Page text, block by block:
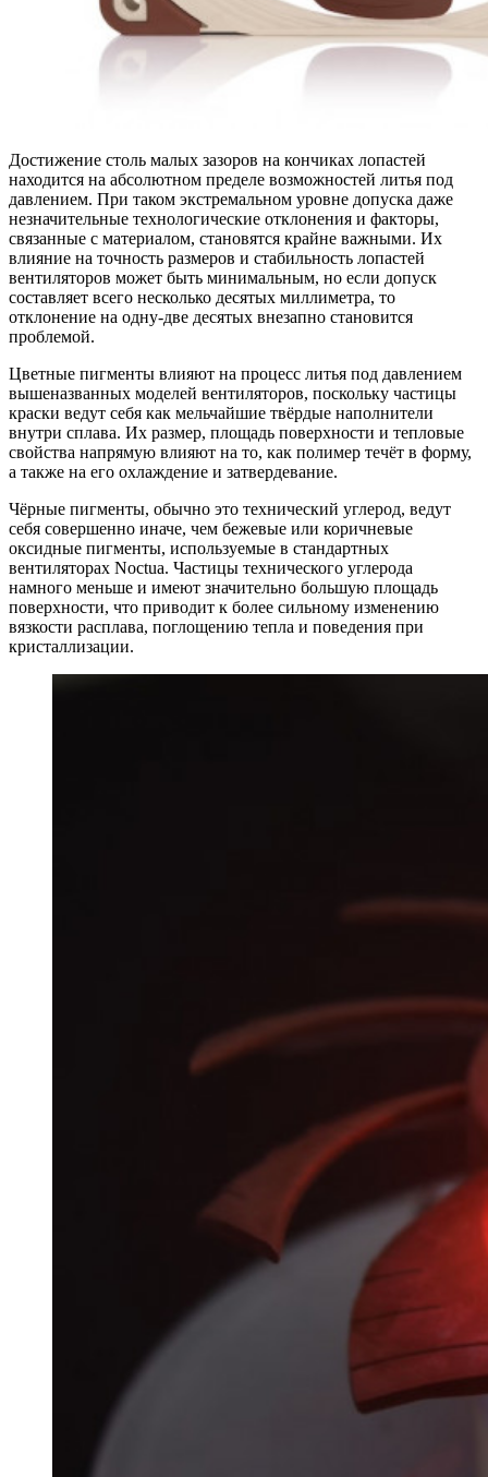
Достижение столь малых зазоров на кончиках лопастей
находится на абсолютном пределе возможностей литья под
давлением. При таком экстремальном уровне допуска даже
незначительные технологические отклонения и факторы,
связанные с материалом, становятся крайне важными. Их
влияние на точность размеров и стабильность лопастей
вентиляторов может быть минимальным, но если допуск
составляет всего несколько десятых миллиметра, то
отклонение на одну-две десятых внезапно становится
проблемой.
Цветные пигменты влияют на процесс литья под давлением
вышеназванных моделей вентиляторов, поскольку частицы
краски ведут себя как мельчайшие твёрдые наполнители
внутри сплава. Их размер, площадь поверхности и тепловые
свойства напрямую влияют на то, как полимер течёт в форму,
а также на его охлаждение и затвердевание.
Чёрные пигменты, обычно это технический углерод, ведут
себя совершенно иначе, чем бежевые или коричневые
оксидные пигменты, используемые в стандартных
вентиляторах Noctua. Частицы технического углерода
намного меньше и имеют значительно большую площадь
поверхности, что приводит к более сильному изменению
вязкости расплава, поглощению тепла и поведения при
кристаллизации.